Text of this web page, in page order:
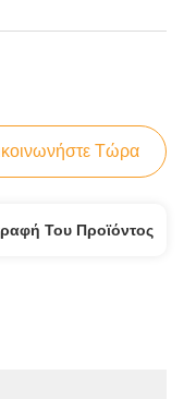
Τώρα
Του Προϊόντος